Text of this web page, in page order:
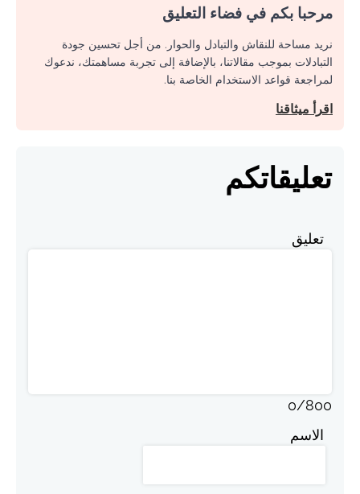
مرحبا بكم في فضاء التعليق
نريد مساحة للنقاش والتبادل والحوار. من أجل تحسين جودة
التبادلات بموجب مقالاتنا، بالإضافة إلى تجربة مساهمتك، ندعوك
لمراجعة قواعد الاستخدام الخاصة بنا.
اقرأ ميثاقنا
تعليقاتكم
تعليق
0/800
الاسم